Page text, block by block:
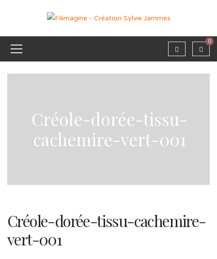
0
Créole-dorée-tissu-
cachemire-vert-001
Créole-dorée-tissu-cachemire-
vert-001